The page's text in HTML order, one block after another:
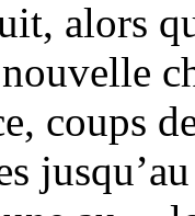
alors
coups